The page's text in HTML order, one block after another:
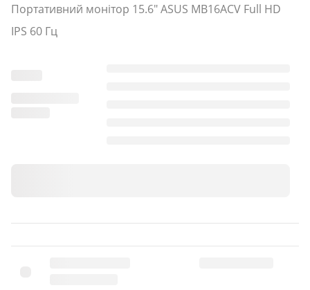
Портативний монітор 15.6" ASUS MB16ACV Full HD
IPS 60 Гц